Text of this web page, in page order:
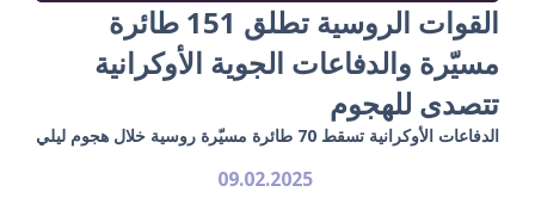
القوات الروسية تطلق 151 طائرة
مسيّرة والدفاعات الجوية الأوكرانية
تتصدى للهجوم
الدفاعات الأوكرانية تسقط 70 طائرة مسيّرة روسية خلال هجوم ليلي
09.02.2025